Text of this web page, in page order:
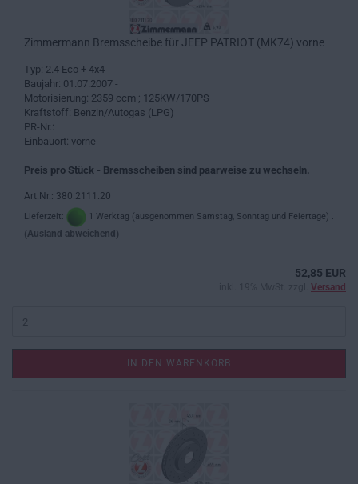
Zimmermann Bremsscheibe für JEEP PATRIOT (MK74) vorne
Typ: 2.4 Eco + 4x4
Baujahr: 01.07.2007 -
Motorisierung: 2359 ccm ; 125KW/170PS
Kraftstoff: Benzin/Autogas (LPG)
PR-Nr.:
Einbauort: vorne
Preis pro Stück - Bremsscheiben sind paarweise zu wechseln.
Art.Nr.: 380.2111.20
Lieferzeit: 1 Werktag (ausgenommen Samstag, Sonntag und Feiertage) .
(Ausland abweichend)
52,85 EUR
Versand
IN DEN WARENKORB